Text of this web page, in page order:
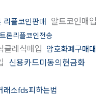
리플코인판매 알트코인매입
트론리플코인전송
클레식매입 암호화폐구매대
신용카드미동의현금화
래소fds피하는법